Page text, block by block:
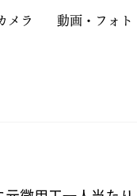
メラ 動画・フォト